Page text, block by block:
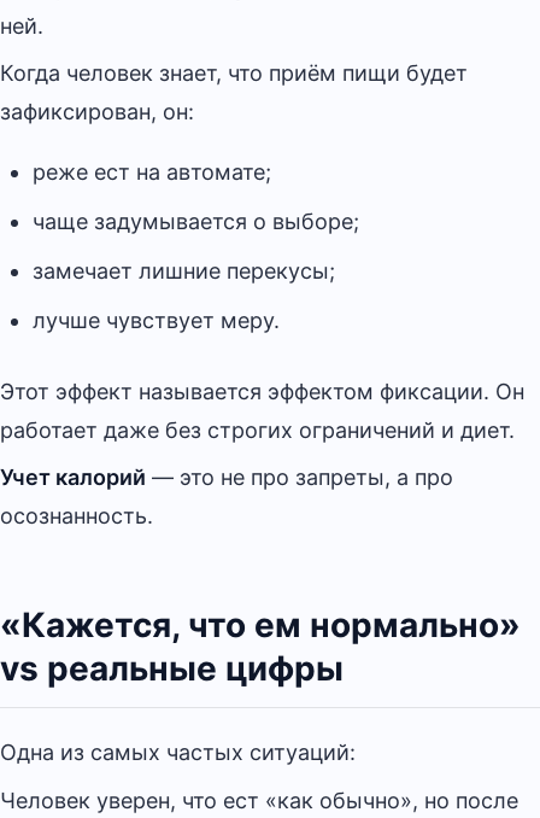
ней.
Когда человек знает, что приём пищи будет
зафиксирован, он:
реже ест на автомате;
чаще задумывается о выборе;
замечает лишние перекусы;
лучше чувствует меру.
Этот эффект называется эффектом фиксации. Он
работает даже без строгих ограничений и диет.
Учет калорий — это не про запреты, а про
осознанность.
«Кажется, что ем нормально»
vs реальные цифры
Одна из самых частых ситуаций:
Человек уверен, что ест «как обычно», но после